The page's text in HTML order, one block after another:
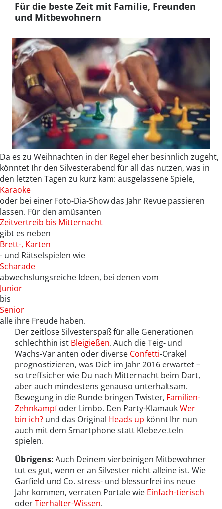
Für die beste Zeit mit Familie, Freunden
und Mitbewohnern
Da es zu Weihnachten in der Regel eher besinnlich zugeht,
könntet Ihr den Silvesterabend für all das nutzen, was in
den letzten Tagen zu kurz kam: ausgelassene Spiele,
Karaoke
oder bei einer Foto-Dia-Show das Jahr Revue passieren
lassen. Für den amüsanten
Zeitvertreib bis Mitternacht
gibt es neben
Brett-, Karten
- und Rätselspielen wie
Scharade
abwechslungsreiche Ideen, bei denen vom
Junior
bis
Senior
alle ihre Freude haben.
Der zeitlose Silvesterspaß für alle Generationen
schlechthin ist Bleigießen. Auch die Teig- und
Wachs-Varianten oder diverse Confetti-Orakel
prognostizieren, was Dich im Jahr 2016 erwartet –
so treffsicher wie Du nach Mitternacht beim Dart,
aber auch mindestens genauso unterhaltsam.
Bewegung in die Runde bringen Twister, Familien-
Zehnkampfoder Limbo. Den Party-KlamaukWer
bin ich? und das Original Heads up könnt Ihr nun
auch mit dem Smartphone statt Klebezetteln
spielen.
Übrigens: Auch Deinem vierbeinigen Mitbewohner
tut es gut, wenn er an Silvester nicht alleine ist. Wie
Garfield und Co. stress- und blessurfrei ins neue
Jahr kommen, verraten Portale wie Einfach-tierisch
oderTierhalter-Wissen.